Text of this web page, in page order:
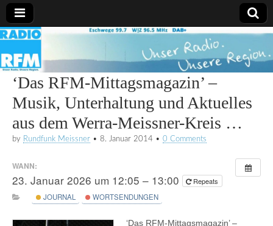
Radio
RFM
‘Das RFM-Mittagsmagazin’ –
Musik, Unterhaltung und Aktuelles
aus dem Werra-Meissner-Kreis …
by Rundfunk Meissner • 8. Januar 2014 • 0 Comments
WANN:
23. Januar 2026 um 12:05 – 13:00
Repeats
JOURNAL
WORTSENDUNGEN
‘Das RFM-Mittagsmagazin’ –